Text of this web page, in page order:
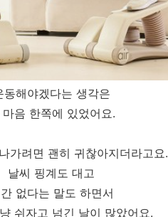
동해야겠다는 생각은
마음 한쪽에 있었어요.
가려면 괜히 귀찮아지더라고요.
날씨 핑계도 대고
없다는 말도 하면서
쉬자고 넘긴 날이 많았어요.